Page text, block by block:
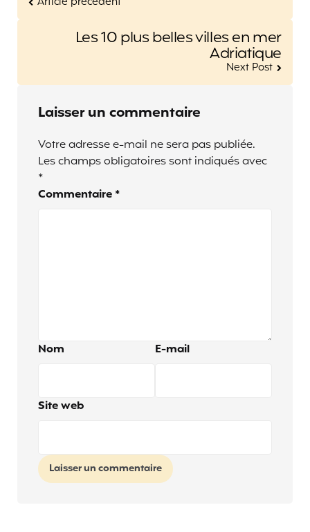
Les 10 plus belles villes en mer
Adriatique
Next Post
Laisser un commentaire
Votre adresse e-mail ne sera pas publiée.
Les champs obligatoires sont indiqués avec
*
Commentaire *
Nom E-mail
Site web